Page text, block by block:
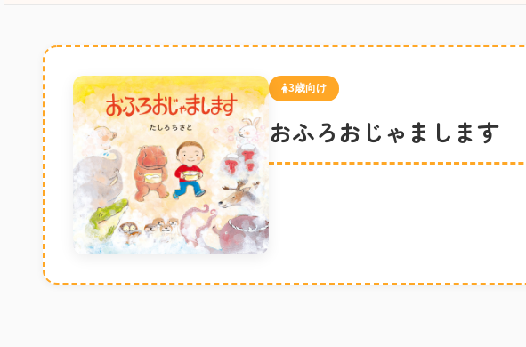
3歳向け
おふろおじゃまします